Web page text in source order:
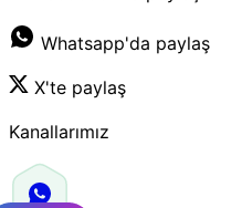
Whatsapp'da paylaş
X'te paylaş
Kanallarımız